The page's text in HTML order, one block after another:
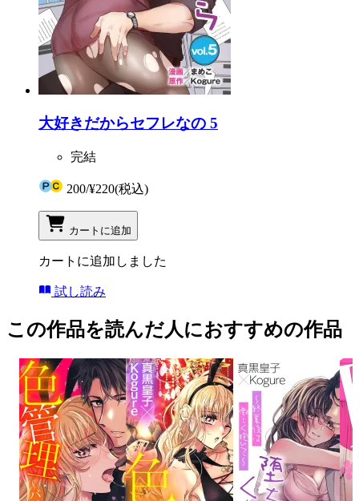
大好きだからセフレなの 5
完結
200/¥220(税込)
カートに追加
カートに追加しました
試し読み
この作品を読んだ人におすすめの作品